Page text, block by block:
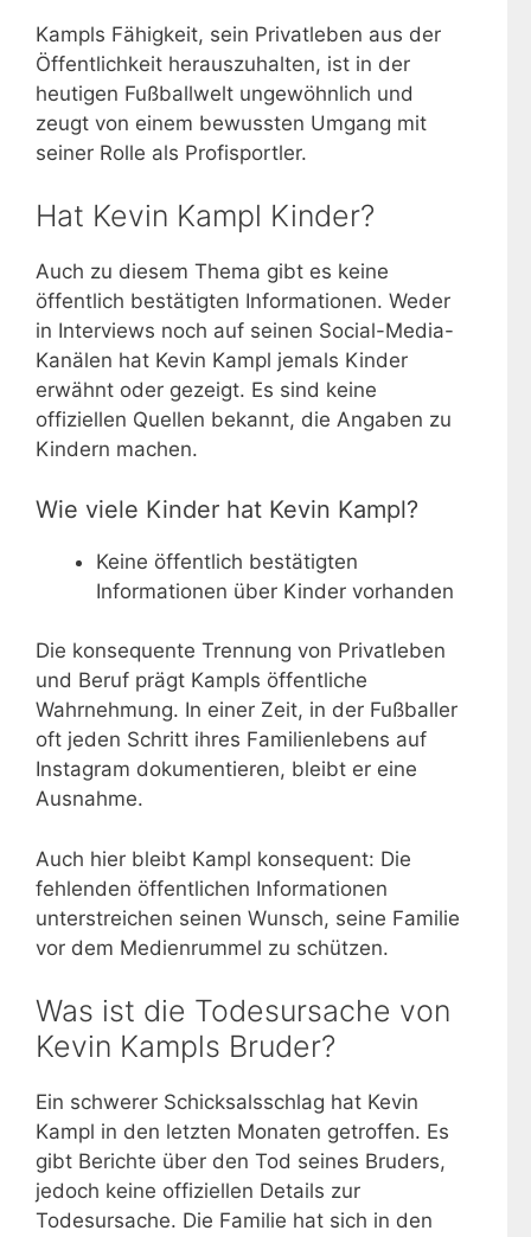
Kampls Fähigkeit, sein Privatleben aus der
Öffentlichkeit herauszuhalten, ist in der
heutigen Fußballwelt ungewöhnlich und
zeugt von einem bewussten Umgang mit
seiner Rolle als Profisportler.
Hat Kevin Kampl Kinder?
Auch zu diesem Thema gibt es keine
öffentlich bestätigten Informationen. Weder
in Interviews noch auf seinen Social-Media-
Kanälen hat Kevin Kampl jemals Kinder
erwähnt oder gezeigt. Es sind keine
offiziellen Quellen bekannt, die Angaben zu
Kindern machen.
Wie viele Kinder hat Kevin Kampl?
Keine öffentlich bestätigten
Informationen über Kinder vorhanden
Die konsequente Trennung von Privatleben
und Beruf prägt Kampls öffentliche
Wahrnehmung. In einer Zeit, in der Fußballer
oft jeden Schritt ihres Familienlebens auf
Instagram dokumentieren, bleibt er eine
Ausnahme.
Auch hier bleibt Kampl konsequent: Die
fehlenden öffentlichen Informationen
unterstreichen seinen Wunsch, seine Familie
vor dem Medienrummel zu schützen.
Was ist die Todesursache von
Kevin Kampls Bruder?
Ein schwerer Schicksalsschlag hat Kevin
Kampl in den letzten Monaten getroffen. Es
gibt Berichte über den Tod seines Bruders,
jedoch keine offiziellen Details zur
Todesursache. Die Familie hat sich in den